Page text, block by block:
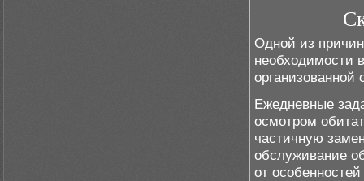
Одной из
необходимости
организованной
Ежедневные
осмотром
частичную
обслуживание
от